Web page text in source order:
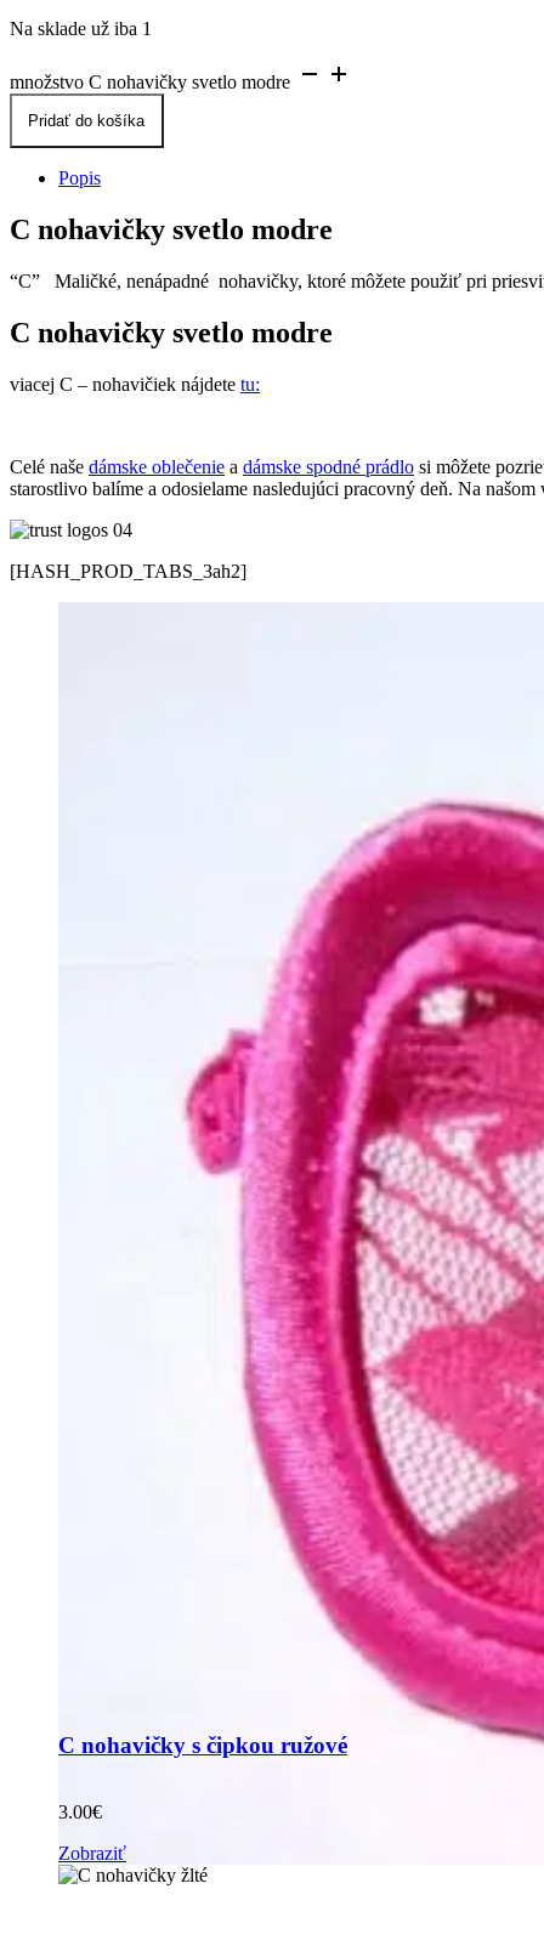
Na sklade už iba 1
množstvo C nohavičky svetlo modre
Pridať do košíka
Popis
C nohavičky svetlo modre
“C” Maličké, nenápadné nohavičky, ktoré môžete použiť pri
C nohavičky svetlo modre
viacej C – nohavičiek nájdete tu:
Celé naše dámske oblečenie a dámske spodné prádlo si môžete
starostlivo balíme a odosielame nasledujúci pracovný deň. Na
[HASH_PROD_TABS_3ah2]
C nohavičky s čipkou ružové
3.00€
Zobraziť